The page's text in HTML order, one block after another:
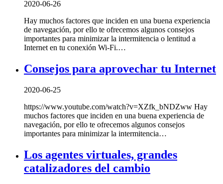
2020-06-26
Hay muchos factores que inciden en una buena experiencia
de navegación, por ello te ofrecemos algunos consejos
importantes para minimizar la intermitencia o lentitud a
Internet en tu conexión Wi-Fi.…
Consejos para aprovechar tu Internet
2020-06-25
https://www.youtube.com/watch?v=XZfk_bNDZww Hay
muchos factores que inciden en una buena experiencia de
navegación, por ello te ofrecemos algunos consejos
importantes para minimizar la intermitencia…
Los agentes virtuales, grandes
catalizadores del cambio